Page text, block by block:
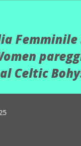
Femminile
Celtic